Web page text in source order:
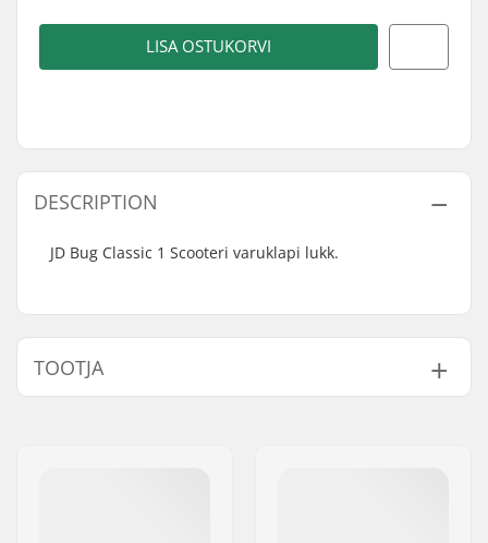
LISA OSTUKORVI
DESCRIPTION
JD Bug Classic 1 Scooteri varuklapi lukk.
TOOTJA